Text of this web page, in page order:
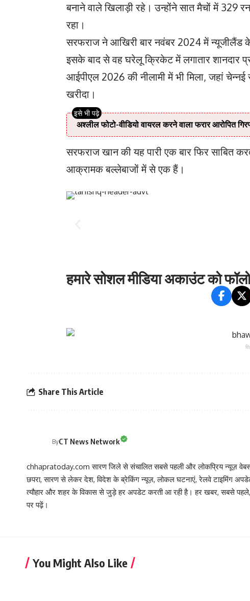
बनाने वाले खिलाड़ी रहे। उन्होंने सात मैचों में
रहा।
सरफराज ने आखिरी बार नवंबर 2024 में
इसके बाद से वह घरेलू क्रिकेट में लगातार शानदार
आईपीएल 2026 की नीलामी में भी मिला, जहां
खरीदा।
अश्लील फोटो-वीडियो वायरल करने वाला फरार आरोपित
सरफराज खान की यह पारी एक बार फिर साबित
आक्रामक बल्लेबाजों में से एक हैं।
हमारे सोशल मीडिया अकाउंट को
Share This Article
ByCT News Network
chhapratoday.com सारण जिले से संचालित सबसे पहली और लोकप्रिय न्यूज़
छपरा, सारण से लेकर देश, विदेश के ब्रेकिंग न्यूज़, लोकल घटनाएं, रेलवे टाइमिंग
त्यौहार और शहर के विकास से जुड़े हर अपडेट करती आ रही है। हर खबर, सबसे
पर पढ़ें।
You Might Also Like